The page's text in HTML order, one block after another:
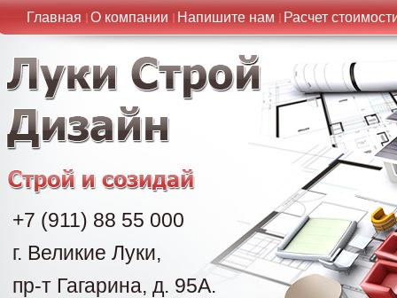
Главная О компании Напишите нам Расчет
+7 (911) 88 55 000
г. Великие Луки,
пр-т Гагарина, д. 95А.